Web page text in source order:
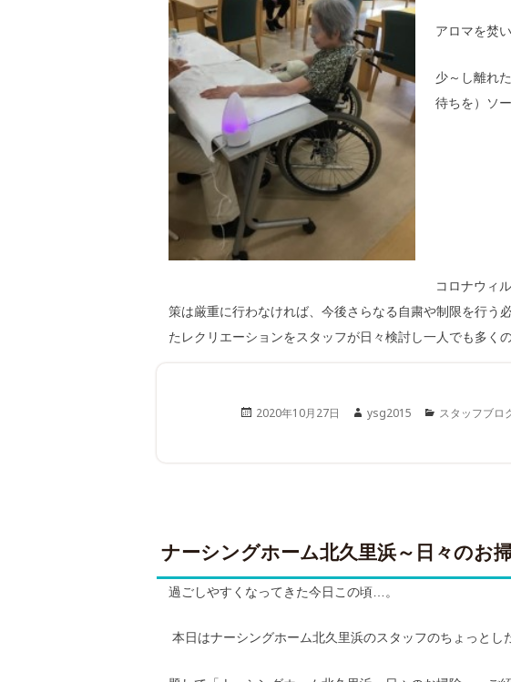
アロマを焚
少～し離れ
待ちを）ソ
コロナウィ
策は厳重に行わなければ、今後さらなる自粛や制限を行う
たレクリエーションをスタッフが日々検討し一人でも多
Posted
2020年10月27日 Author
ysg2015 Categories
スタッフブロ
ナーシングホーム北久里浜～日々のお
過ごしやすくなってきた今日この頃…。
本日はナーシングホーム北久里浜のスタッフのちょっと